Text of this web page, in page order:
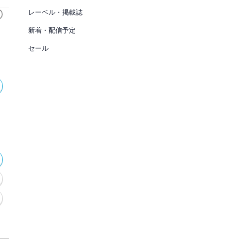
レーベル・掲載誌
新着・配信予定
セール